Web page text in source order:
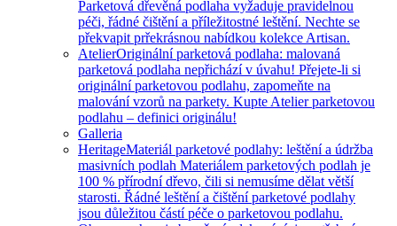
Parketová dřevěná podlaha vyžaduje pravidelnou
péči, řádné čištění a příležitostné leštění. Nechte se
překvapit prřekrásnou nabídkou kolekce Artisan.
AtelierOriginální parketová podlaha: malovaná
parketová podlaha nepřichází v úvahu! Přejete-li si
originální parketovou podlahu, zapomeňte na
malování vzorů na parkety. Kupte Atelier parketovou
podlahu – definici originálu!
Galleria
HeritageMateriál parketové podlahy: leštění a údržba
masivních podlah Materiálem parketových podlah je
100 % přírodní dřevo, čili si nemusíme dělat větší
starosti. Řádné leštění a čištění parketové podlahy
jsou důležitou částí péče o parketovou podlahu.